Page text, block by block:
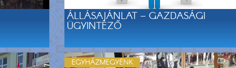
ÁLLÁSAJÁNLAT – GAZDASÁGI
ÜGYINTÉZŐ
EGYHÁZMEGYÉNK